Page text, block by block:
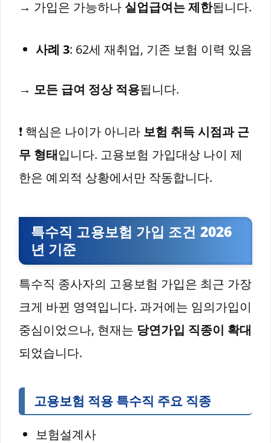
→ 가입은 가능하나 실업급여는 제한됩니다.
사례 3: 62세 재취업, 기존 보험 이력 있음
→ 모든 급여 정상 적용됩니다.
❗ 핵심은 나이가 아니라 보험 취득 시점과 근
무 형태입니다. 고용보험 가입대상 나이 제
한은 예외적 상황에서만 작동합니다.
특수직 고용보험 가입 조건 2026
년 기준
특수직 종사자의 고용보험 가입은 최근 가장
크게 바뀐 영역입니다. 과거에는 임의가입이
중심이었으나, 현재는 당연가입 직종이 확대
되었습니다.
고용보험 적용 특수직 주요 직종
보험설계사